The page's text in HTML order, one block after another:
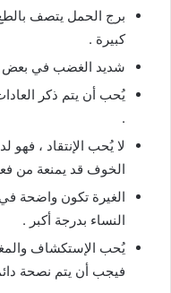
برج الحمل يتصف
كبيرة .
شديد الغضب في بعض
يُحب أن يتم ذكر
.
لا يُحب الإنتقاد ، فهو
الخوف قد يمنعة من
الغيرة تكون واضحة
النساء بدرجة أكبر .
يُحب الإستكشاف
فيجب أن يتم نصحة